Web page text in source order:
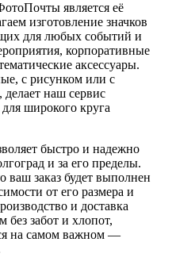
является её
изготовление значков
для любых событий и
корпоративные
аксессуары.
с рисунком или с
наш сервис
широкого круга
быстро и надежно
и за его пределы.
заказ будет выполнен
от его размера и
и доставка
без забот и хлопот,
на самом важном —